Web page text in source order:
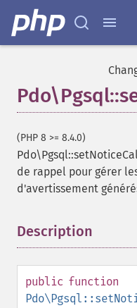
(PHP 8 >= 8.4.0)
de rappel pour gérer
d'avertissement
Description
public function